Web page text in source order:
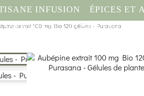
INFUSION ÉPICES ET
COMPLÉMENT
extrait 100 mg Bio 120 gélules - Purasana